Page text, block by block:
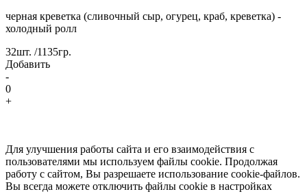
черная креветка (сливочный сыр, огурец, краб, креветка) -
холодный ролл
32шт. /1135гр.
Добавить
-
0
+
Для улучшения работы сайта и его взаимодействия с
пользователями мы используем файлы cookie. Продолжая
работу с сайтом, Вы разрешаете использование cookie-файлов.
Вы всегда можете отключить файлы cookie в настройках